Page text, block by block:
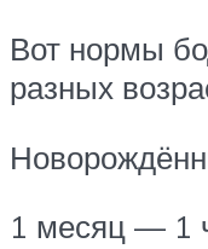
Вот нормы
разных
1 месяц — 1